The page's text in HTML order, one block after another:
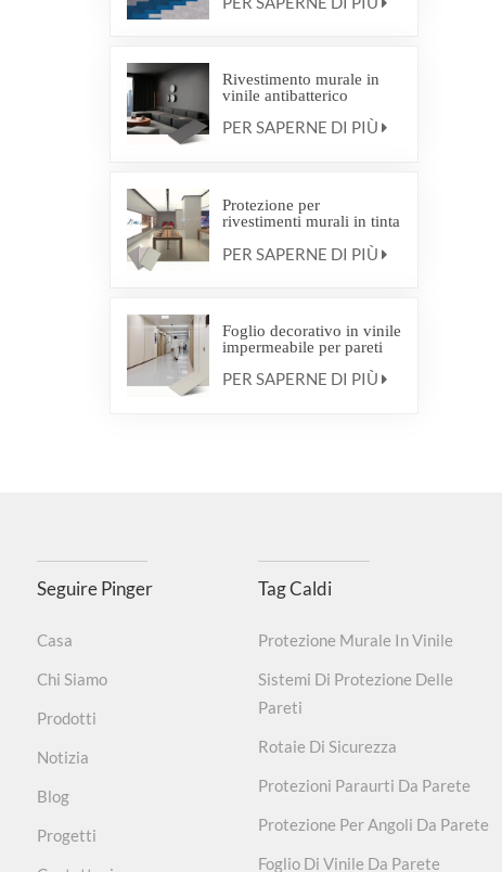
Rivestimento murale in
vinile antibatterico
PER SAPERNE DI PIÙ
Protezione per
rivestimenti murali in tinta
legno
PER SAPERNE DI PIÙ
Foglio decorativo in vinile
impermeabile per pareti
PER SAPERNE DI PIÙ
Seguire Pinger
Casa
Chi Siamo
Prodotti
Notizia
Blog
Progetti
Tag Caldi
Protezione Murale In Vinile
Sistemi Di Protezione Delle
Pareti
Rotaie Di Sicurezza
Protezioni Paraurti Da Parete
Protezione Per Angoli Da Parete
Foglio Di Vinile Da Parete